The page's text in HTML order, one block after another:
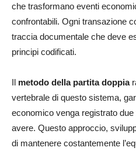
che trasformano eventi
confrontabili. Ogni transazione
traccia documentale che deve
principi codificati.
Il metodo della partita doppia
vertebrale di questo sistema,
economico venga registrato
avere. Questo approccio,
di mantenere costantemente